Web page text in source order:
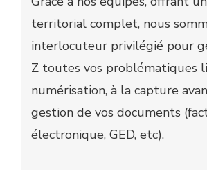
territorial complet, nous
interlocuteur privilégié pour
Z toutes vos problématiques
numérisation, à la capture
gestion de vos documents
électronique, GED, etc).